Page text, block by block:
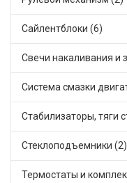
Сайлентблоки (6)
Стеклоподъемники (2)